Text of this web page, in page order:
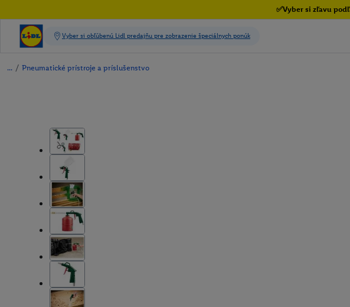
✅Vyber si zľavu
/ Pneumatické prístroje a príslušenstvo